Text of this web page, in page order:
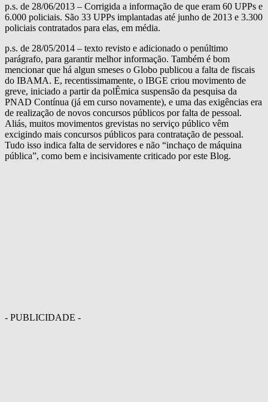
p.s. de 28/06/2013 – Corrigida a informação de que eram 60 UPPs e
6.000 policiais. São 33 UPPs implantadas até junho de 2013 e 3.300
policiais contratados para elas, em média.
p.s. de 28/05/2014 – texto revisto e adicionado o penúltimo
parágrafo, para garantir melhor informação. Também é bom
mencionar que há algun smeses o Globo publicou a falta de fiscais
do IBAMA. E, recentissimamente, o IBGE criou movimento de
greve, iniciado a partir da polÊmica suspensão da pesquisa da
PNAD Contínua (já em curso novamente), e uma das exigências era
de realização de novos concursos públicos por falta de pessoal.
Aliás, muitos movimentos grevistas no serviço público vêm
excigindo mais concursos públicos para contratação de pessoal.
Tudo isso indica falta de servidores e não “inchaço de máquina
pública”, como bem e incisivamente criticado por este Blog.
- PUBLICIDADE -